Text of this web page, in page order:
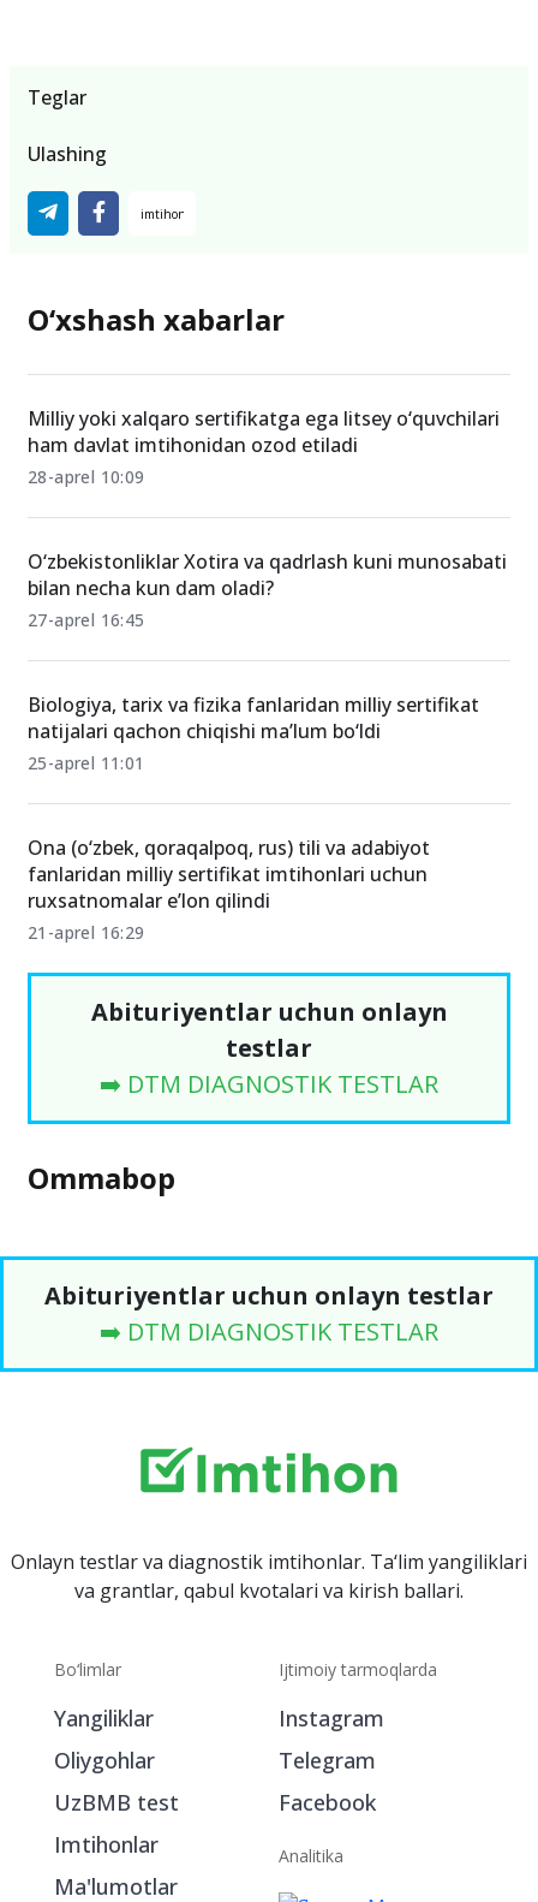
Teglar
Ulashing
O‘xshash xabarlar
Milliy yoki xalqaro sertifikatga ega litsey o‘quvchilari
ham davlat imtihonidan ozod etiladi
28-aprel 10:09
O‘zbekistonliklar Xotira va qadrlash kuni munosabati
bilan necha kun dam oladi?
27-aprel 16:45
Biologiya, tarix va fizika fanlaridan milliy sertifikat
natijalari qachon chiqishi ma’lum bo‘ldi
25-aprel 11:01
Ona (o‘zbek, qoraqalpoq, rus) tili va adabiyot
fanlaridan milliy sertifikat imtihonlari uchun
ruxsatnomalar e’lon qilindi
21-aprel 16:29
Abituriyentlar uchun onlayn
testlar
➡️ DTM DIAGNOSTIK TESTLAR
Ommabop
Abituriyentlar uchun onlayn testlar
➡️ DTM DIAGNOSTIK TESTLAR
Onlayn testlar va diagnostik imtihonlar. Ta‘lim yangiliklari
va grantlar, qabul kvotalari va kirish ballari.
Bo‘limlar
Yangiliklar
Oliygohlar
UzBMB test
Imtihonlar
Ma'lumotlar
Ijtimoiy tarmoqlarda
Instagram
Telegram
Facebook
Analitika